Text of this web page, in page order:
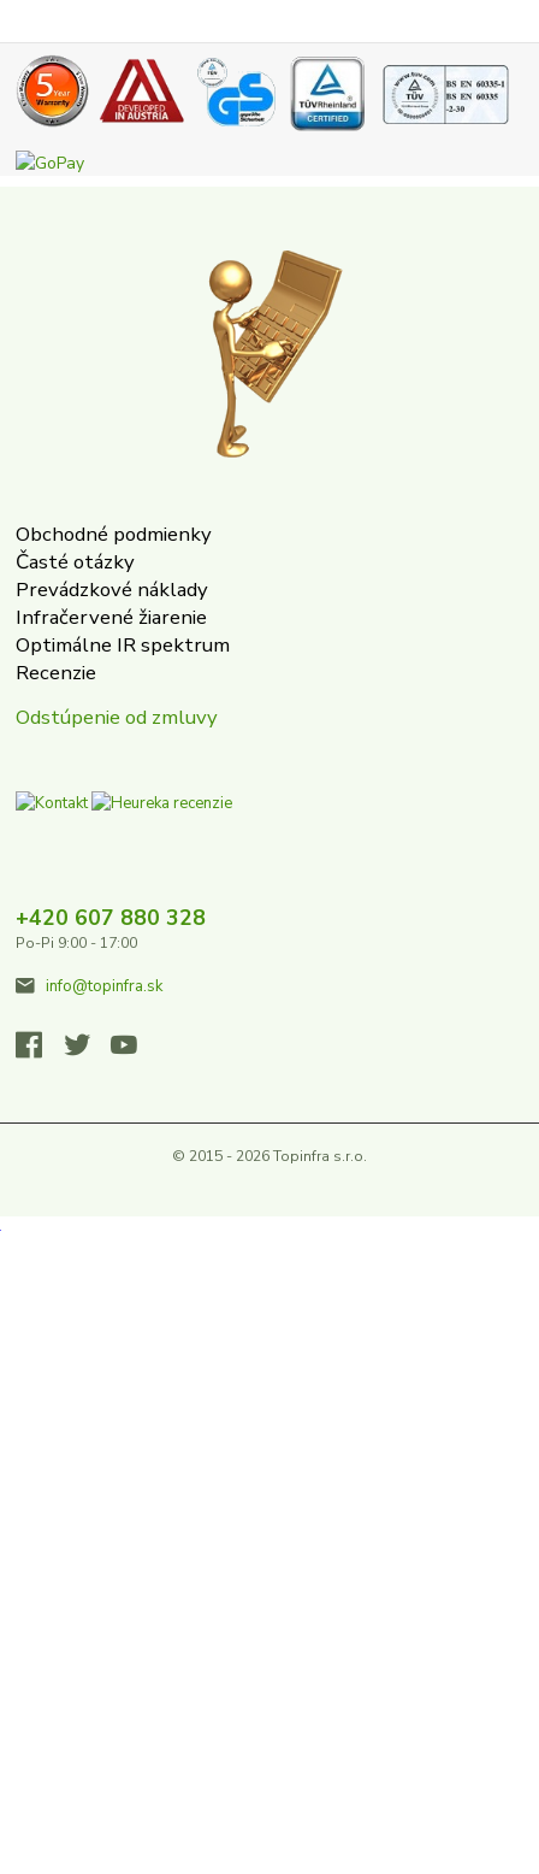
Obchodné podmienky
Časté otázky
Prevádzkové náklady
Infračervené žiarenie
Optimálne IR spektrum
Recenzie
Odstúpenie od zmluvy
+420 607 880 328
Po-Pi 9:00 - 17:00
info@topinfra.sk
© 2015 - 2026 Topinfra s.r.o.